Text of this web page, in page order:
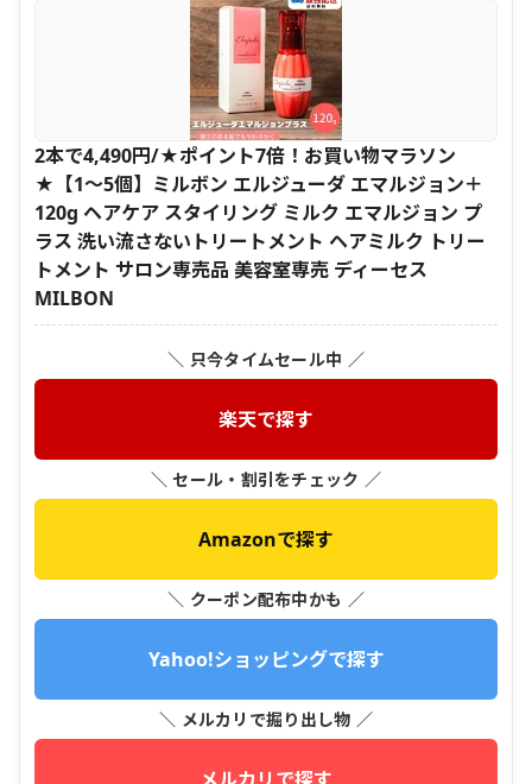
2本で4,490円/★ポイント7倍！お買い物マラソン
★【1〜5個】ミルボン エルジューダ エマルジョン＋
120g ヘアケア スタイリング ミルク エマルジョン プ
ラス 洗い流さないトリートメント ヘアミルク トリー
トメント サロン専売品 美容室専売 ディーセス
MILBON
＼ 只今タイムセール中 ／
楽天で探す
＼ セール・割引をチェック ／
Amazonで探す
＼ クーポン配布中かも ／
Yahoo!ショッピングで探す
＼ メルカリで掘り出し物 ／